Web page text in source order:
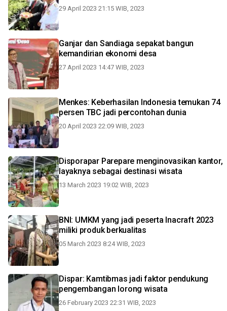
29 April 2023 21:15 WIB, 2023
Ganjar dan Sandiaga sepakat bangun
kemandirian ekonomi desa
27 April 2023 14:47 WIB, 2023
Menkes: Keberhasilan Indonesia temukan 74
persen TBC jadi percontohan dunia
20 April 2023 22:09 WIB, 2023
Disporapar Parepare menginovasikan kantor,
layaknya sebagai destinasi wisata
13 March 2023 19:02 WIB, 2023
BNI: UMKM yang jadi peserta Inacraft 2023
miliki produk berkualitas
05 March 2023 8:24 WIB, 2023
Dispar: Kamtibmas jadi faktor pendukung
pengembangan lorong wisata
26 February 2023 22:31 WIB, 2023